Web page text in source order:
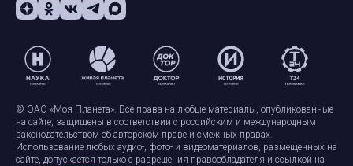
© ОАО «Моя Планета». Все права на любые материалы, опубликованные
на сайте, защищены в соответствии с российским и международным
законодательством об авторском праве и смежных правах.
Использование любых аудио-, фото- и видеоматериалов, размещенных на
сайте, допускается только с разрешения правообладателя и ссылкой на